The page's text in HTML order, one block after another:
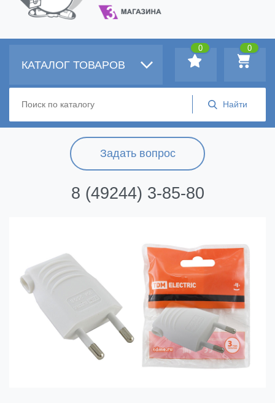
Задать вопрос
8 (49244) 3-85-80
КАТАЛОГ ТОВАРОВ
0
0